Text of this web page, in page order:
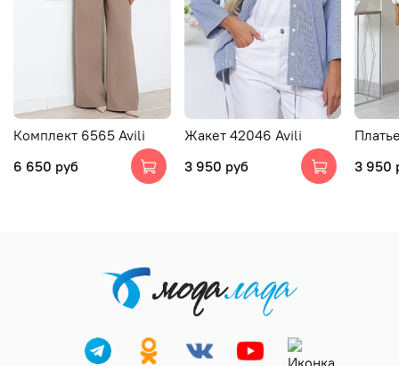
Комплект 6565 Avili
6 650 руб
Жакет 42046 Avili
3 950 руб
3 950